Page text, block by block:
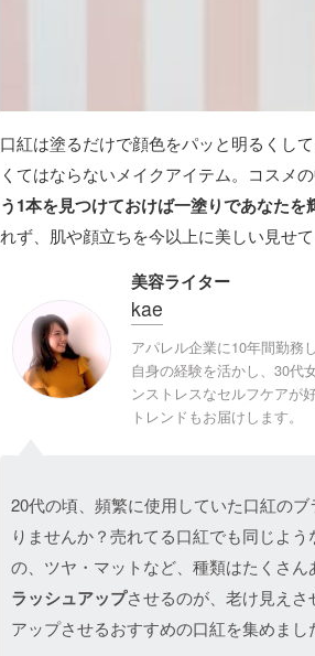
口紅は塗るだけで顔色をパッと明るくし
くてはならないメイクアイテム。コスメ
う1本を見つけておけば一塗りであなたを
れず、肌や顔立ちを今以上に美しい見せ
美容ライター
kae
アパレル企業に10年間勤務
自身の経験を活かし、30代
ンストレスなセルフケアが
トレンドもお届けします。
20代の頃、頻繁に使用していた口紅の
りませんか？売れてる口紅でも同じよ
の、ツヤ・マットなど、種類はたくさん
ラッシュアップさせるのが、老け見え
アップさせるおすすめの口紅を集めまし